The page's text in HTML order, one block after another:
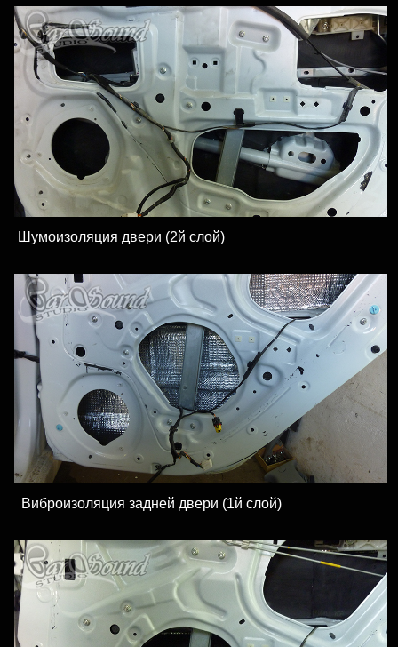
Шумоизоляция двери (2й слой)
Виброизоляция задней двери (1й слой)